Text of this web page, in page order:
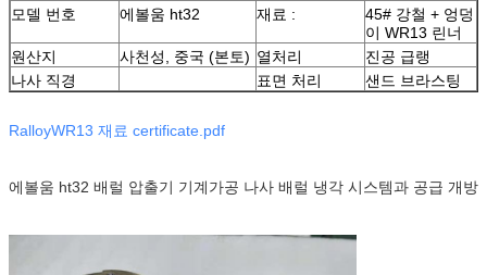
모델 번호 에볼움 ht32 재료 :
45# 강철 + 엉덩
이 WR13 린너
원산지
사천성, 중국 (본토) 열처리
진공 급랭
나사 직경
표면 처리 샌드 브라스팅
RalloyWR13 재료 certificate.pdf
에볼움 ht32 배럴 압출기 기계가공 나사 배럴 냉각 시스템과 공급 개방